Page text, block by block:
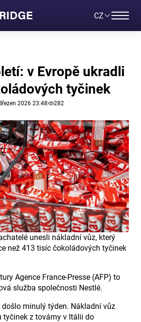
CZ
v Evropě ukradli
tyčinek
2026 23:48 282
unesli nákladní vůz, který
než 413 tisíc čokoládových tyčinek
Agence France-Presse (AFP) to
služba společnosti Nestlé.
došlo minulý týden. Nákladní vůz
tyčinek z továrny v Itálii do